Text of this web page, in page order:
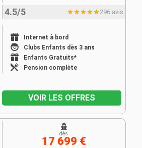
4.5/5 296 avis
Internet à bord
Clubs Enfants dès 3 ans
Enfants Gratuits*
Pension complète
VOIR LES OFFRES
dès
17 699 €